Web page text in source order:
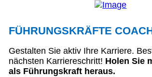
FÜHRUNGSKRÄFTE
Gestalten Sie aktiv Ihre Karriere.
nächsten Karriereschritt! Holen Sie
als Führungskraft heraus.